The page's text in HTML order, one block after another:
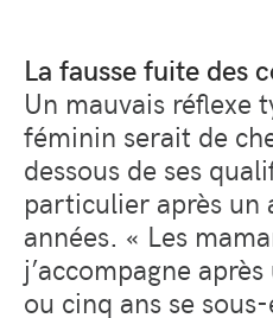
La fausse fuite des
Un mauvais réflexe
féminin serait de
dessous de ses
particulier après un
années. « Les
j’accompagne
ou cinq ans se